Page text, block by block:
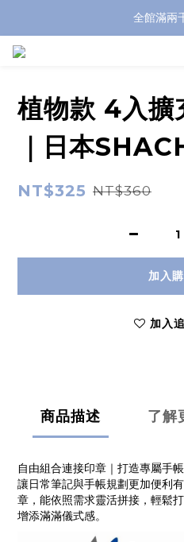
全館滿兩
登入購買，立
植物款 4入擴
｜日本
NT$325 NT$360
加入
加入
商品描述 了解
自由組合連接印章｜打造專屬手
讓日常筆記與手帳規劃更加便利
章，能依照需求靈活拼接，輕鬆
增添滿滿儀式感。